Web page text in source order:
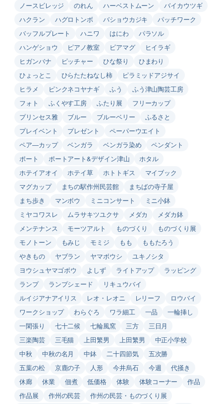
ノースビレッジ
のれん ハーベストムーン
バイカウツギ
ハクラン
ハグロトンボ バショウカジキ
パッチワーク
バッフルプレート
ハニワ はにわ
パラソル
ハンゲショウ
ピアノ教室 ビアマグ
ヒイラギ
ヒガンバナ
ピッチャー ひな祭り
ひまわり
ひょっとこ
ひらたたねなし柿
ピラミッドアジサイ
ヒラメ
ピンクネコヤナギ ふう
ふう津山陶芸工房
フォト
ふくやす工房 ふたり展
フリーカップ
プリンセス雅
ブルー ブルーベリー
ふるさと
プレイベント
プレゼント
ペーパーウエイト
ペア―カップ
ベンガラ ベンガラ染め
ペンダント
ポート
ポートアート&デザイン津山
ホタル
ホテイアオイ
ホテイ草 ホトトギス
マイブック
マグカップ
まちの駅作州民芸館
まちばの寺子屋
まち歩き
マンボウ ミニコンサート
ミニ小鉢
ミヤコワスレ
ムラサキツユクサ メダカ
メダカ鉢
メンテナンス
モーツアルト ものづくり
ものづくり展
モノトーン
もみじ モミジ もも
ももたろう
やきもの
ヤブラン ヤマボウシ
ユキノシタ
ヨウシュヤマゴボウ
よしず ライトアップ
ラッピング
ランプ
ランプシェード
リキュウバイ
ルイジアナアイリス
レオ・レオニ レリーフ
ロウバイ
ワークショップ
わらぐろ ワラ細工 一品
一輪挿し
一閑張り
七十二候 七輪風窯 三方
三日月
三楽陶芸
三毛猫 上田繁男 上田繁男
中正小学校
中秋
中秋の名月 中鉢 二十四節気
五次勝
五葉の松
京鹿の子 人形 今井烏石 今週
代掻き
休廊
休業 佃煮 低価格 体験 体験コーナー
作品
作品展
作州の民芸
作州の民芸・ものづくり展